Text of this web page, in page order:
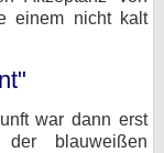
einem nicht kalt
war dann erst
blauweißen